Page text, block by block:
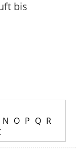
bis
N O P Q R